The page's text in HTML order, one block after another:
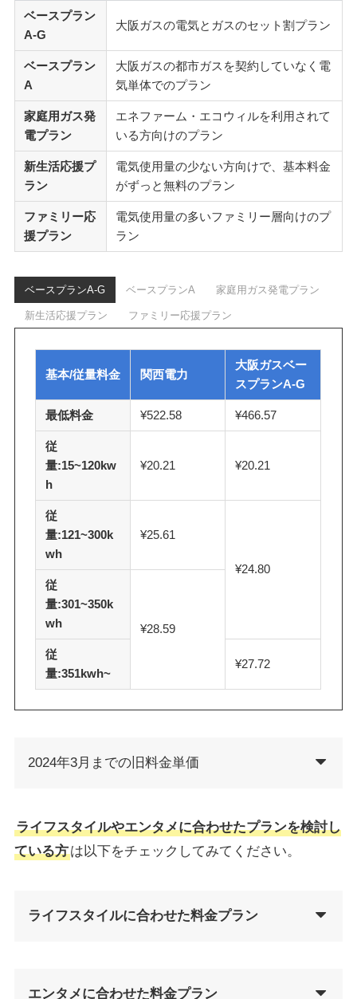
ベースプラン
A-G
大阪ガスの電気とガスのセット割プラン
ベースプラン
A
大阪ガスの都市ガスを契約していなく電
気単体でのプラン
家庭用ガス発
電プラン
エネファーム・エコウィルを利用されて
いる方向けのプラン
新生活応援プ
ラン
電気使用量の少ない方向けで、基本料金
がずっと無料のプラン
ファミリー応
援プラン
電気使用量の多いファミリー層向けのプ
ラン
ベースプランA-G ベースプランA 家庭用ガス発電プラン
新生活応援プラン ファミリー応援プラン
基本/従量料金 関西電力
大阪ガスベー
スプランA-G
最低料金 ¥522.58 ¥466.57
従
量:15~120kw
h
¥20.21 ¥20.21
従
量:121~300k
wh
¥25.61
¥24.80
従
量:301~350k
wh
¥28.59
従
量:351kwh~
¥27.72
2024年3月までの旧料金単価
ライフスタイルやエンタメに合わせたプランを検討し
ている方は以下をチェックしてみてください。
ライフスタイルに合わせた料金プラン
エンタメに合わせた料金プラン